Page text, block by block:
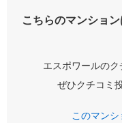
こちらのマンショ
エスポワールのク
ぜひクチコミ
このマン